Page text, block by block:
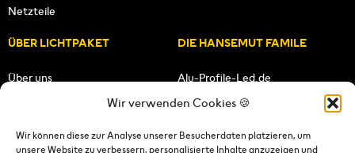
Wir verwenden Cookies 🍪
Wir können diese zur Analyse unserer Besucherdaten platzieren, um
unsere Website zu verbessern, personalisierte Inhalte anzuzeigen und
Netzteile
ÜBER LICHTPAKET
Über uns
DIE HANSEMUT FAMILE
Alu-Profile-Led.de